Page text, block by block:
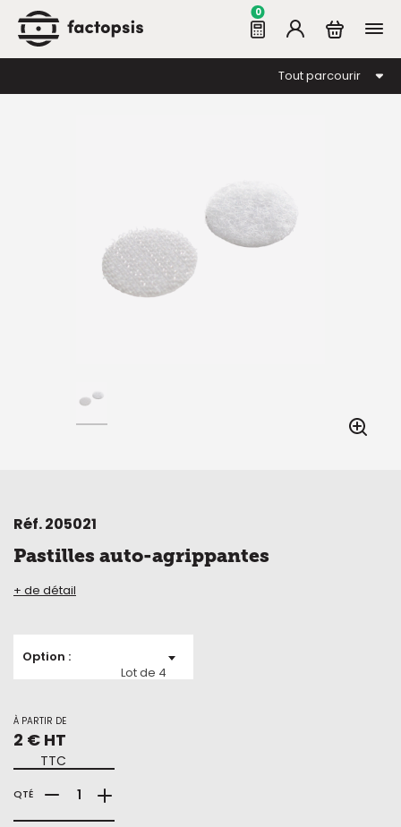
0
Tout parcourir
Réf.205021
Pastilles auto-agrippantes
+ de détail
Option
Lot de 4
À PARTIR DE
2 € HT
TTC
QTÉ